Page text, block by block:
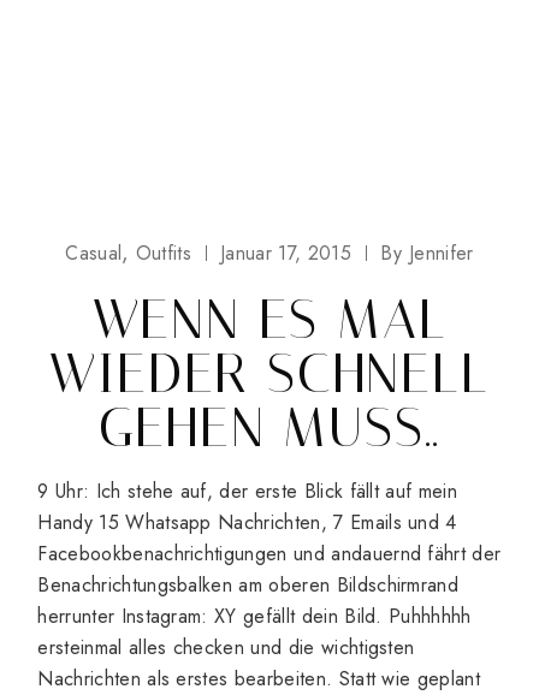
Casual Outfits Januar 17, 2015 By Jennifer
WENN ES MAL
WIEDER SCHNELL
GEHEN MUSS..
9 Uhr: Ich stehe auf, der erste Blick fällt auf mein
Handy 15 Whatsapp Nachrichten, 7 Emails und 4
Facebookbenachrichtigungen und andauernd fährt der
Benachrichtungsbalken am oberen Bildschirmrand
herrunter Instagram: XY gefällt dein Bild. Puhhhhhh
ersteinmal alles checken und die wichtigsten
Nachrichten als erstes bearbeiten. Statt wie geplant